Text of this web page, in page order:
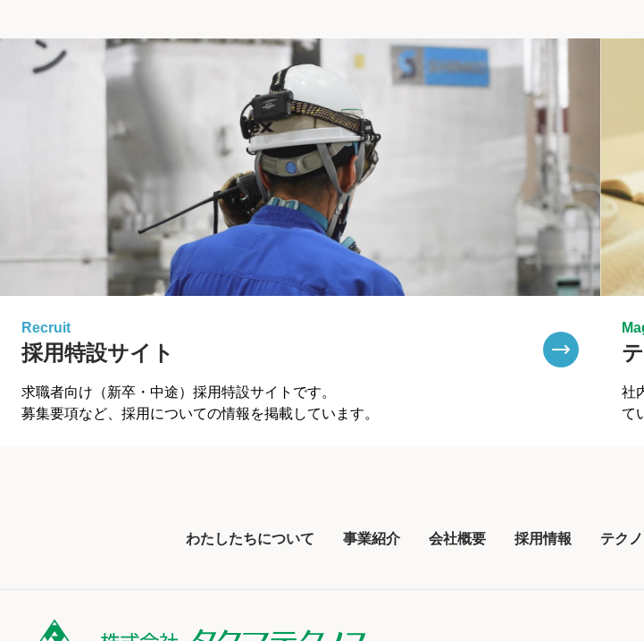
Recruit
採用特設サイト
求職者向け（新卒・中途）採用特設サイトです。
募集要項など、採用についての情報を掲載しています。
社
て
わたしたちについて 事業紹介 会社概要 採用情報 テク